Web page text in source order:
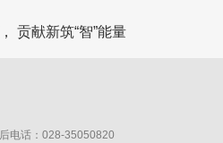
贡献新筑“智”能量
电话：028-35050820